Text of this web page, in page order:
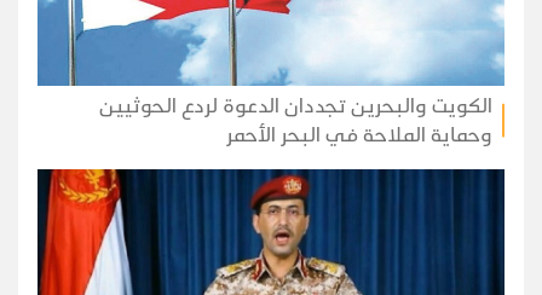
الكويت والبحرين تجددان الدعوة لردع الحوثيين
وحماية الملاحة في البحر الأحمر